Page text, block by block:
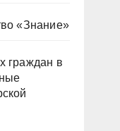
«Знание»
граждан в